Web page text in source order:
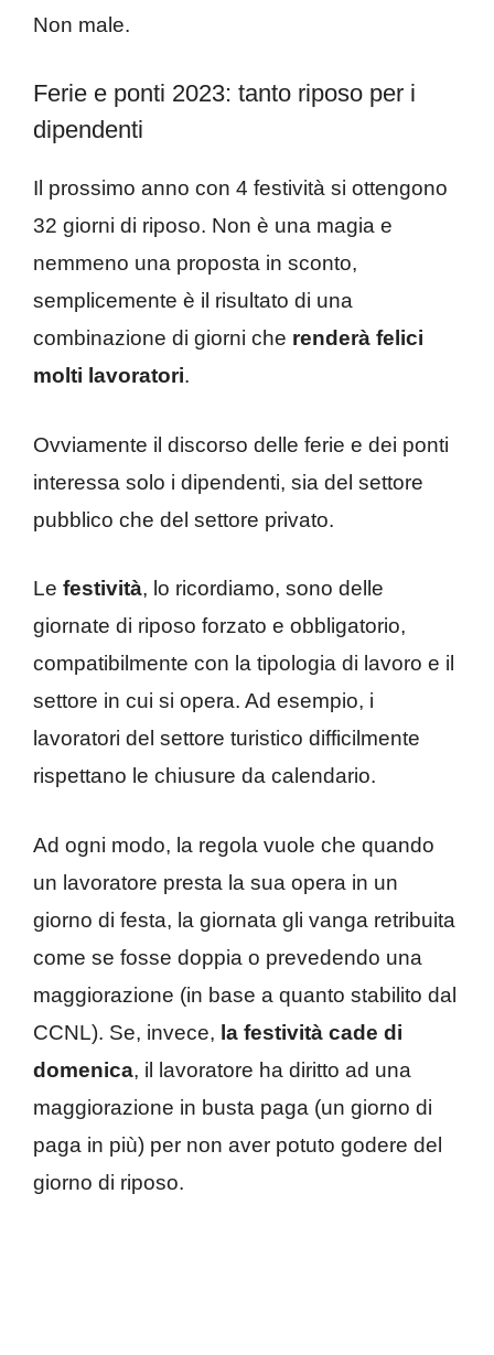
Non male.
Ferie e ponti 2023: tanto riposo per i
dipendenti
Il prossimo anno con 4 festività si ottengono
32 giorni di riposo. Non è una magia e
nemmeno una proposta in sconto,
semplicemente è il risultato di una
combinazione di giorni che renderà felici
molti lavoratori.
Ovviamente il discorso delle ferie e dei ponti
interessa solo i dipendenti, sia del settore
pubblico che del settore privato.
Le festività, lo ricordiamo, sono delle
giornate di riposo forzato e obbligatorio,
compatibilmente con la tipologia di lavoro e il
settore in cui si opera. Ad esempio, i
lavoratori del settore turistico difficilmente
rispettano le chiusure da calendario.
Ad ogni modo, la regola vuole che quando
un lavoratore presta la sua opera in un
giorno di festa, la giornata gli vanga retribuita
come se fosse doppia o prevedendo una
maggiorazione (in base a quanto stabilito dal
CCNL). Se, invece, la festività cade di
domenica, il lavoratore ha diritto ad una
maggiorazione in busta paga (un giorno di
paga in più) per non aver potuto godere del
giorno di riposo.